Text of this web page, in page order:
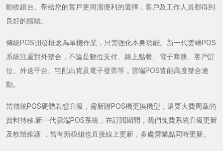
動收銀台。帶給您的客戶更簡潔便利的選擇，客戶及工作人員都得到
良好的體驗。
傳統POS開發概念為單機作業，只需強化本身功能。新一代雲端POS
系統注重對外整合，不論是數位支付、線上點餐、電子商務、客戶訂
位、外送平台、宅配出貨及電子發票等，雲端POS皆能高度整合連
動。
當傳統POS硬體若想升級，需新購POS機更換機型，還要大費周章的
資料轉移.新一代雲端POS系統，在訂閱期間，我們免費系統升級更新
及軟體維護 ，當有新模組也直接線上更新，多處營業點同時更新。